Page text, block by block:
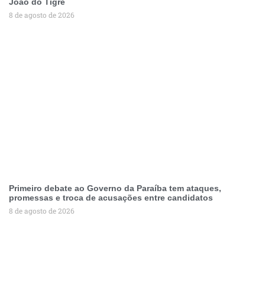
João do Tigre
8 de agosto de 2026
Primeiro debate ao Governo da Paraíba tem ataques,
promessas e troca de acusações entre candidatos
8 de agosto de 2026